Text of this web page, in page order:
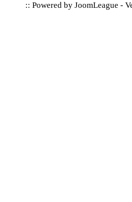
:: Powered by JoomLeague -